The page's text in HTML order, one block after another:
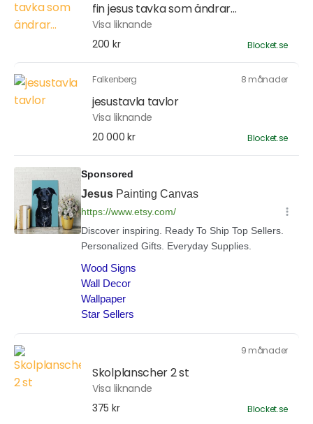
fin jesus tavka som ändrar...
Visa liknande
200 kr
Blocket.se
Falkenberg 8 månader
jesustavla tavlor
Visa liknande
20 000 kr
Blocket.se
9 månader
Skolplanscher 2 st
Visa liknande
375 kr
Blocket.se